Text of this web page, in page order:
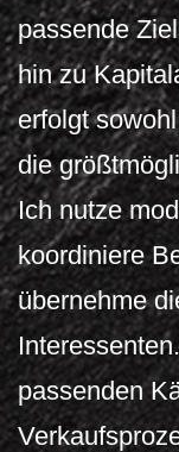
passende
hin zu
erfolgt
die
Ich nutze
koordiniere
übernehme
passenden